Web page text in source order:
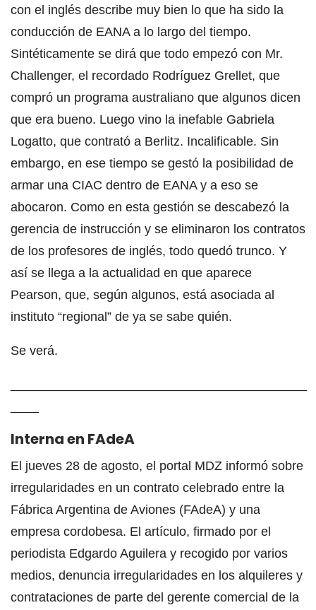
con el inglés describe muy bien lo que ha sido la
conducción de EANA a lo largo del tiempo.
Sintéticamente se dirá que todo empezó con Mr.
Challenger, el recordado Rodríguez Grellet, que
compró un programa australiano que algunos dicen
que era bueno. Luego vino la inefable Gabriela
Logatto, que contrató a Berlitz. Incalificable. Sin
embargo, en ese tiempo se gestó la posibilidad de
armar una CIAC dentro de EANA y a eso se
abocaron. Como en esta gestión se descabezó la
gerencia de instrucción y se eliminaron los contratos
de los profesores de inglés, todo quedó trunco. Y
así se llega a la actualidad en que aparece
Pearson, que, según algunos, está asociada al
instituto “regional” de ya se sabe quién.
Se verá.
Interna en FAdeA
El jueves 28 de agosto, el portal MDZ informó sobre
irregularidades en un contrato celebrado entre la
Fábrica Argentina de Aviones (FAdeA) y una
empresa cordobesa. El artículo, firmado por el
periodista Edgardo Aguilera y recogido por varios
medios, denuncia irregularidades en los alquileres y
contrataciones de parte del gerente comercial de la